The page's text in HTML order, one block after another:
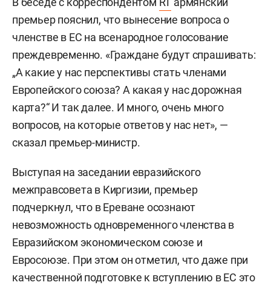
премьер пояснил, что вынесение вопроса о
членстве в ЕС на всенародное голосование
преждевременно. «Граждане будут спрашивать:
„А какие у нас перспективы стать членами
Европейского союза? А какая у нас дорожная
карта?“ И так далее. И много, очень много
вопросов, на которые ответов у нас нет», —
сказал премьер-министр.
Выступая на заседании евразийского
межправсовета в Киргизии, премьер
подчеркнул, что в Ереване осознают
невозможность одновременного членства в
Евразийском экономическом союзе и
Евросоюзе. При этом он отметил, что даже при
качественной подготовке к вступлению в ЕС это